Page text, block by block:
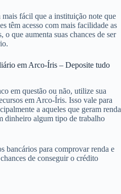
fácil que a instituição note que
têm acesso com mais facilidade as
que aumenta suas chances de ser
em Arco-Íris – Deposite tudo
em questão ou não, utilize sua
em Arco-Íris. Isso vale para
a aqueles que geram renda
dinheiro algum tipo de trabalho
bancários para comprovar renda e
de conseguir o crédito